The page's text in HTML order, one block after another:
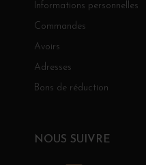
Informations personnelles
Commandes
Avoirs
Adresses
Bons de réduction
NOUS SUIVRE